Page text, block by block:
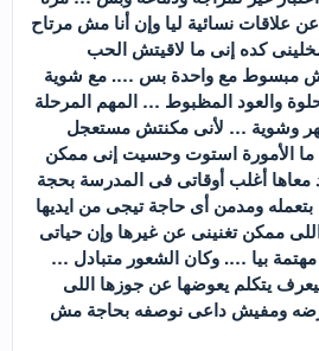
علاقات نسائية ليا وإن أنا مش مرتاح
كده إنى ما لاقيتش الحب
مبسوط مع واحدة بس …. مع شوية
والعود المظبوط … المهم المرحلة
وشوية … لأنى مكنتش مستعجل
الأمورة استوت وحسيت إنى ممكن
معاها أغلب أوقاتى فى المدرسة بحجة
ومدمن أى حاجة تيجى من ايديها
ممكن تغنينى عن غيرها وإن حياتى
بيا …. وكان الشعور متبادل …
يتكلم يعوضها عن جوزها اللى
ومفيش داعى نوصفه بحاجة مش